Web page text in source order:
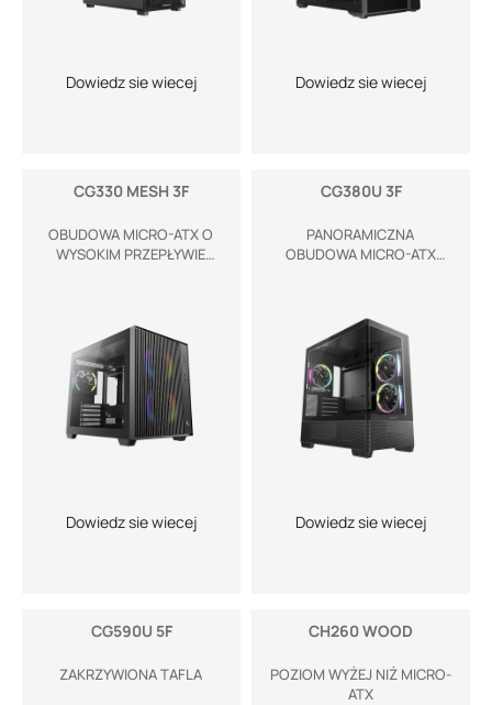
Dowiedz sie wiecej Dowiedz sie wiecej
CG330 MESH 3F
OBUDOWA MICRO-ATX O
WYSOKIM PRZEPŁYWIE
Dowiedz sie wiecej
CG380U 3F
PANORAMICZNA
OBUDOWA MICRO-ATX
PODZESPOŁÓW
Dowiedz sie wiecej
CG590U 5F
ZAKRZYWIONA TAFLA
CH260 WOOD
POZIOM WYŻEJ NIŻ MICRO-
ATX